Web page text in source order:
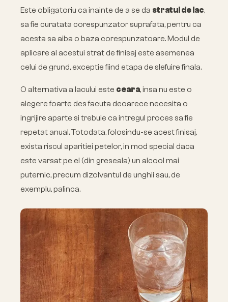
Este obligatoriu ca inainte de a se da stratul de lac,
sa fie curatata corespunzator suprafata, pentru ca
acesta sa aiba o baza corespunzatoare. Modul de
aplicare al acestui strat de finisaj este asemenea
celui de grund, exceptie fiind etapa de slefuire finala.
O alternativa a lacului este ceara, insa nu este o
alegere foarte des facuta deoarece necesita o
ingrijire aparte si trebuie ca intregul proces sa fie
repetat anual. Totodata, folosindu-se acest finisaj,
exista riscul aparitiei petelor, in mod special daca
este varsat pe el (din greseala) un alcool mai
puternic, precum dizolvantul de unghii sau, de
exemplu, palinca.